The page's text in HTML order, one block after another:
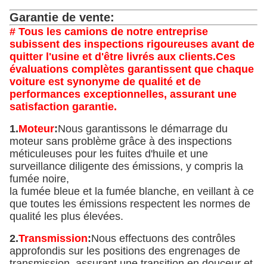
Garantie de vente:
# Tous les camions de notre entreprise
subissent des inspections rigoureuses avant de
quitter l'usine et d'être livrés aux clients.Ces
évaluations complètes garantissent que chaque
voiture est synonyme de qualité et de
performances exceptionnelles, assurant une
satisfaction garantie.
1.Moteur:Nous garantissons le démarrage du
moteur sans problème grâce à des inspections
méticuleuses pour les fuites d'huile et une
surveillance diligente des émissions, y compris la
fumée noire,
la fumée bleue et la fumée blanche, en veillant à ce
que toutes les émissions respectent les normes de
qualité les plus élevées.
2.Transmission:Nous effectuons des contrôles
approfondis sur les positions des engrenages de